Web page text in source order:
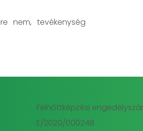
nem, tevékenység
Felnőttképzési
E/2020/000248